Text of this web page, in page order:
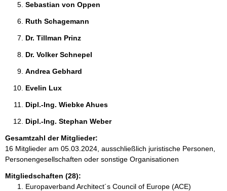
Sebastian von Oppen
Ruth Schagemann
Dr. Tillman Prinz
Dr. Volker Schnepel
Andrea Gebhard
Evelin Lux
Dipl.-Ing. Wiebke Ahues
Dipl.-Ing. Stephan Weber
Gesamtzahl der Mitglieder:
16 Mitglieder am 05.03.2024, ausschließlich juristische Personen,
Personengesellschaften oder sonstige Organisationen
Mitgliedschaften (28):
Europaverband Architect´s Council of Europe (ACE)